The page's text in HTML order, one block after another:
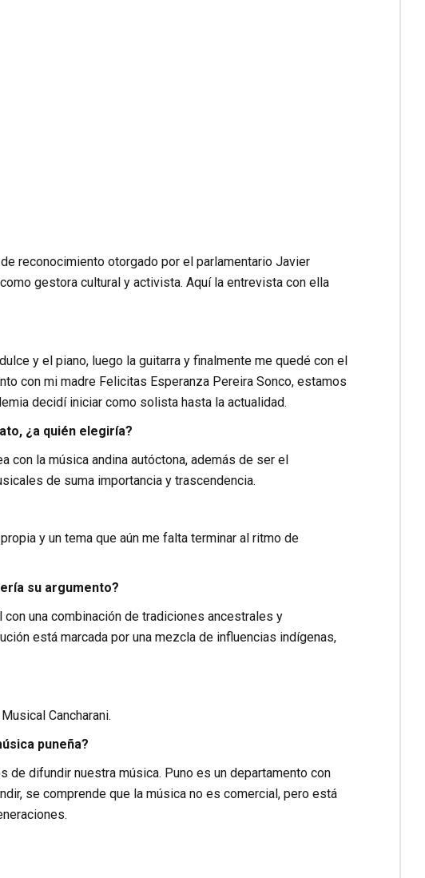
reconocimiento otorgado por el parlamentario Javier
gestora cultural y activista. Aquí la entrevista con ella
y el piano, luego la guitarra y finalmente me quedé con el
con mi madre Felicitas Esperanza Pereira Sonco, estamos
decidí iniciar como solista hasta la actualidad.
¿a quién elegiría?
con la música andina autóctona, además de ser el
de suma importancia y trascendencia.
y un tema que aún me falta terminar al ritmo de
su argumento?
una combinación de tradiciones ancestrales y
está marcada por una mezcla de influencias indígenas,
Cancharani.
puneña?
difundir nuestra música. Puno es un departamento con
se comprende que la música no es comercial, pero está